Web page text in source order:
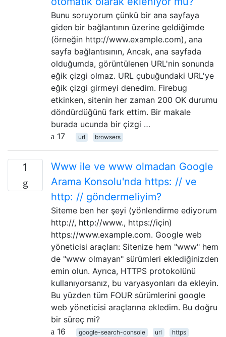
Bunu soruyorum çünkü bir ana sayfaya
giden bir bağlantının üzerine geldiğimde
(örneğin http://www.example.com), ana
sayfa bağlantısının, Ancak, ana sayfada
olduğumda, görüntülenen URL'nin sonunda
eğik çizgi olmaz. URL çubuğundaki URL'ye
eğik çizgi girmeyi denedim. Firebug
etkinken, sitenin her zaman 200 OK durumu
döndürdüğünü fark ettim. Bir makale
burada ucunda bir çizgi …
17
url browsers
1
Www ile ve www olmadan Google
Arama Konsolu'nda https: // ve
http: // göndermeliyim?
Siteme ben her şeyi (yönlendirme ediyorum
http://, http://www., https://için)
https://www.example.com. Google web
yöneticisi araçları: Sitenize hem "www" hem
de "www olmayan" sürümleri eklediğinizden
emin olun. Ayrıca, HTTPS protokolünü
kullanıyorsanız, bu varyasyonları da ekleyin.
Bu yüzden tüm FOUR sürümlerini google
web yöneticisi araçlarına ekledim. Bu doğru
bir süreç mi?
16
google-search-console url
https